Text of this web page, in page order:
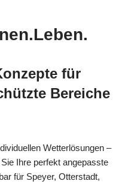
für
Bereiche
Wetterlösungen –
Ihre perfekt angepasste
für Speyer, Otterstadt,